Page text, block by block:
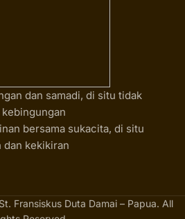
dan samadi, di situ tidak
bersama sukacita, di situ
dan kekikiran
Fransiskus Duta Damai – Papua. All